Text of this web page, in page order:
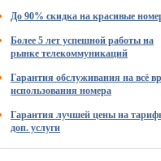
До 90% скидка на красивые
Более 5 лет успешной работы на
рынке телекоммуникаций
Гарантия обслуживания на всё
использования номера
Гарантия лучшей цены на
доп. услуги